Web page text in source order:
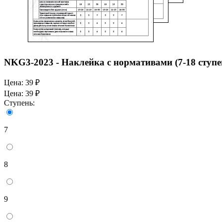
NKG3-2023 - Наклейка с нормативами (7-18
Цена: 39 ₽
Цена: 39 ₽
Ступень:
7
8
9